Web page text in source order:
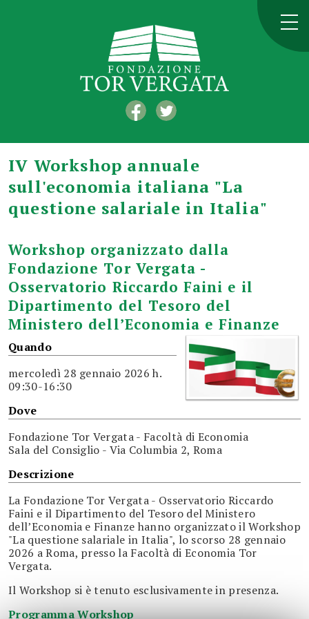
IV Workshop annuale
sull'economia italiana "La
questione salariale in Italia"
Workshop organizzato dalla
Fondazione Tor Vergata -
Osservatorio Riccardo Faini e il
Dipartimento del Tesoro del
Ministero dell’Economia e Finanze
Quando
mercoledì28 gennaio 2026 h.
09:30-16:30
Dove
Fondazione Tor Vergata - Facoltà di Economia
Sala del Consiglio - Via Columbia 2, Roma
Descrizione
La Fondazione Tor Vergata - Osservatorio Riccardo
Faini e il Dipartimento del Tesoro del Ministero
dell’Economia e Finanze hanno organizzato il Workshop
"La questione salariale in Italia", lo scorso 28 gennaio
2026 a Roma, presso la Facoltà di Economia Tor
Vergata.
Il Workshop si è tenuto esclusivamente in presenza.
Programma Workshop